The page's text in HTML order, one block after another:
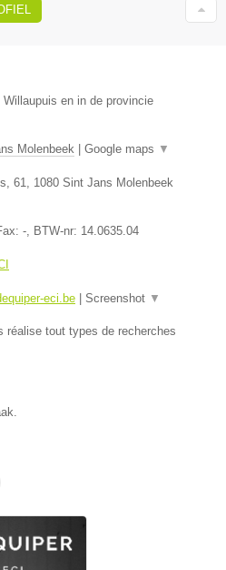
en in de provincie
Molenbeek | Google maps ▼
61 1080 Sint Jans Molenbeek
- , BTW-nr: 14.0635.04
eci.be | Screenshot ▼
réalise tout types de recherches